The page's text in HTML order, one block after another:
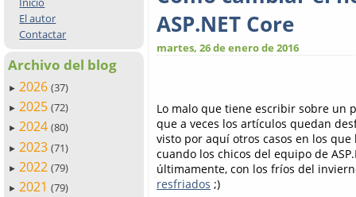
El autor
Contactar
Archivo del blog
► 2026 (37)
► 2025 (72)
► 2024 (80)
► 2023 (71)
► 2022 (79)
► 2021 (79)
ASP.NET Core
martes, 26 de enero de 2016
Lo malo que tiene escribir sobre un
que a veces los artículos quedan
visto por aquí otros casos en los
cuando los chicos del equipo de
últimamente, con los fríos del
resfriados ;)